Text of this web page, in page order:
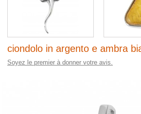
ciondolo in argento e ambra
Soyez le premier à donner votre avis.